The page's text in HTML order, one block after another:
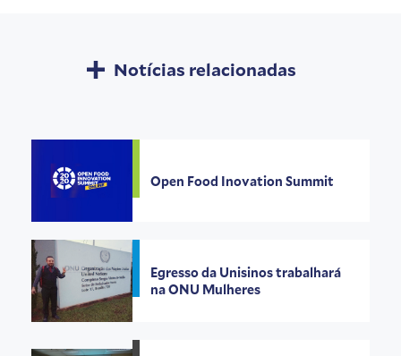
Notícias relacionadas
Open Food Inovation Summit
Egresso da Unisinos trabalhará
na ONU Mulheres